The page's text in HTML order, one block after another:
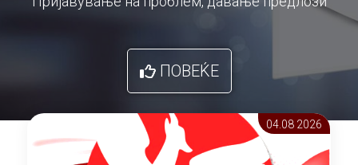
ПОВЕЌЕ
04.08 2026